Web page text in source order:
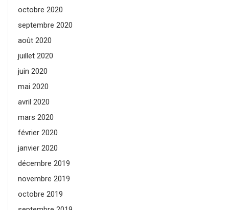
octobre 2020
septembre 2020
août 2020
juillet 2020
juin 2020
mai 2020
avril 2020
mars 2020
février 2020
janvier 2020
décembre 2019
novembre 2019
octobre 2019